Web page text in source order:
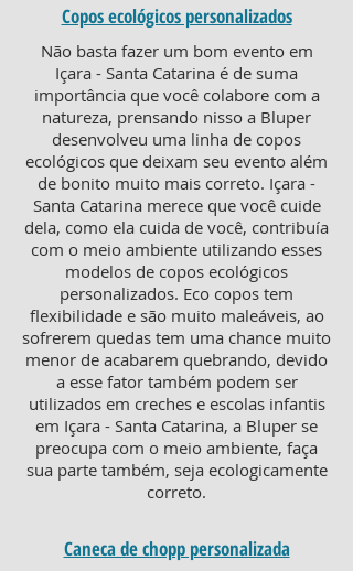
Copos ecológicos personalizados
Não basta fazer um bom evento em
Içara - Santa Catarina é de suma
importância que você colabore com a
natureza, prensando nisso a Bluper
desenvolveu uma linha de copos
ecológicos que deixam seu evento além
de bonito muito mais correto. Içara -
Santa Catarina merece que você cuide
dela, como ela cuida de você, contribuía
com o meio ambiente utilizando esses
modelos de copos ecológicos
personalizados. Eco copos tem
flexibilidade e são muito maleáveis, ao
sofrerem quedas tem uma chance muito
menor de acabarem quebrando, devido
a esse fator também podem ser
utilizados em creches e escolas infantis
em Içara - Santa Catarina, a Bluper se
preocupa com o meio ambiente, faça
sua parte também, seja ecologicamente
correto.
Caneca de chopp personalizada